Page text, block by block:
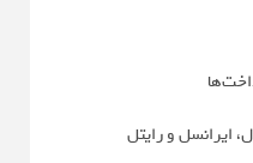
ایرانسل و رایتل